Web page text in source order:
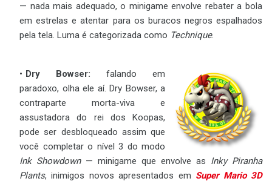
— nada mais adequado, o minigame envolve rebater a bola
em estrelas e atentar para os buracos negros espalhados
pela tela. Luma é categorizada como Technique.
Dry Bowser: falando em
paradoxo, olha ele aí. Dry Bowser, a
contraparte morta-viva e
assustadora do rei dos Koopas,
pode ser desbloqueado assim que
você completar o nível 3 do modo
Ink Showdown— minigame que envolve as Inky Piranha
Plants, inimigos novos apresentados em Super Mario 3D